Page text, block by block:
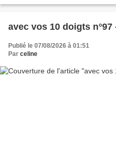
avec vos 10 doigts n°97
Publié le 07/08/2026 à 01:51
Par celine